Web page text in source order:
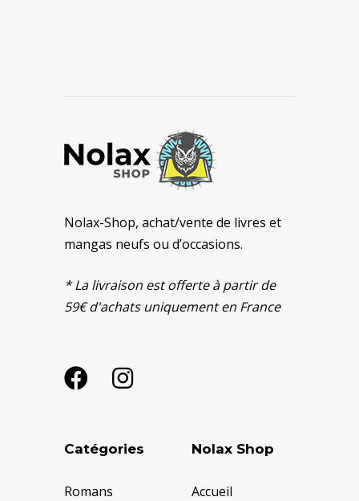
Nolax-Shop, achat/vente de livres et
mangas neufs ou d’occasions.
* La livraison est offerte à partir de
59€ d'achats uniquement en France
Catégories
Romans
Nolax Shop
Accueil